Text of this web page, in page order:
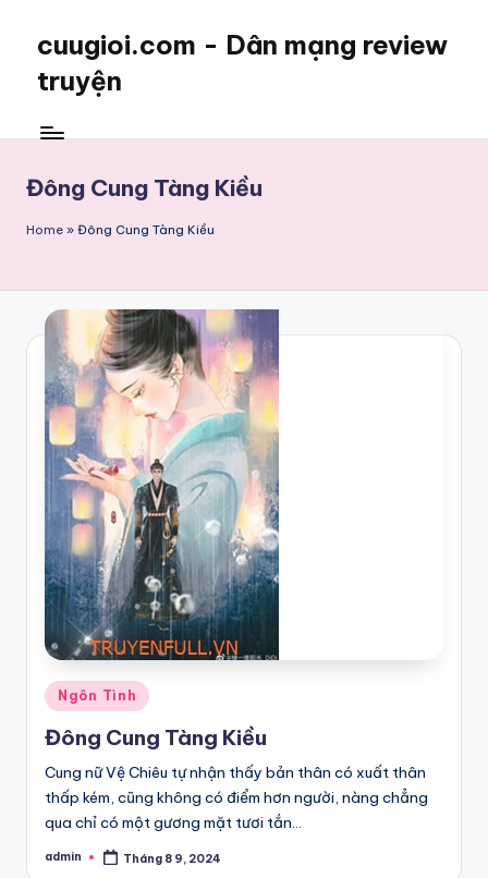
cuugioi.com - Dân mạng review
truyện
Đông Cung Tàng Kiều
Home » Đông Cung Tàng Kiều
Posted
in
Ngôn Tình
Đông Cung Tàng Kiều
Cung nữ Vệ Chiêu tự nhận thấy bản thân có xuất thân
thấp kém, cũng không có điểm hơn người, nàng chẳng
qua chỉ có một gương mặt tươi tắn…
Posted
admin Tháng 8 9, 2024